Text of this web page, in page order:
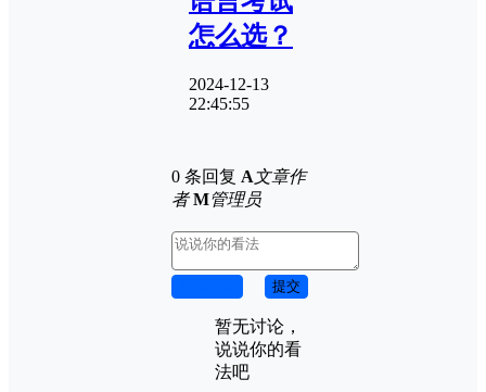
怎么选？
2024-12-13
22:45:55
0 条回复 A文章作
者 M管理员
提交
暂无讨论，
说说你的看
法吧